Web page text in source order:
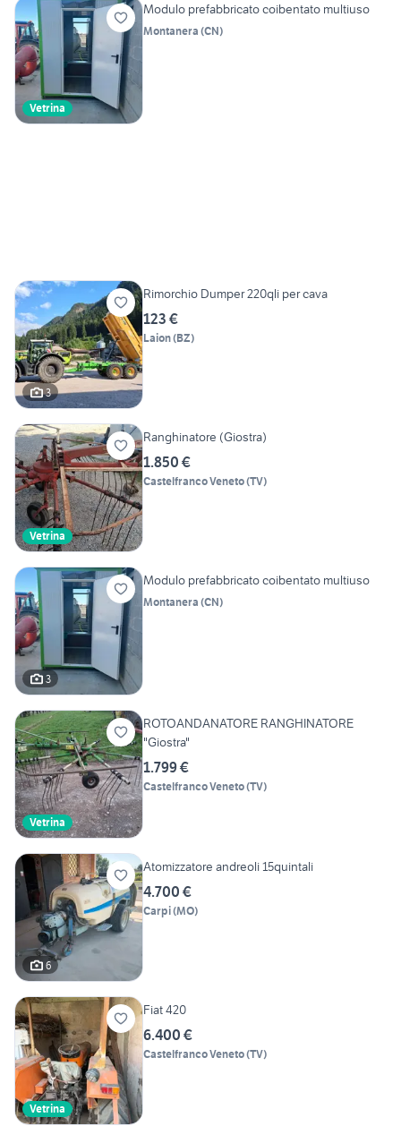
Vetrina
Modulo prefabbricato coibentato multiuso
Montanera (CN)
3
Rimorchio Dumper 220qli per cava
123 €
Laion(BZ)
Vetrina
Ranghinatore (Giostra)
1.850 €
Castelfranco Veneto(TV)
3
Modulo prefabbricato coibentato multiuso
Montanera (CN)
Vetrina
ROTOANDANATORE RANGHINATORE
"Giostra"
1.799 €
Castelfranco Veneto(TV)
6
Atomizzatore andreoli 15quintali
4.700 €
Carpi(MO)
Vetrina
Fiat 420
6.400 €
Castelfranco Veneto(TV)